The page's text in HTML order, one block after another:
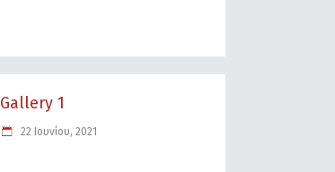
Gallery 1
22 Ιουνίου, 2021